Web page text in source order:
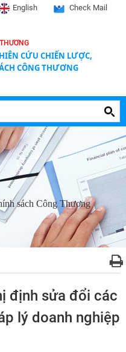
English Check Mail
CỨU CHIẾN LƯỢC,
CÔNG THƯƠNG
sách Công Thương
định sửa đổi các
lý doanh nghiệp